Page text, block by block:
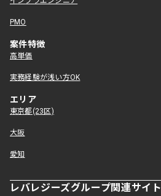
PMO
案件特徴
高単価
実務経験が浅い方OK
エリア
東京都(23区)
大阪
愛知
レバレジーズグループ関連サイ